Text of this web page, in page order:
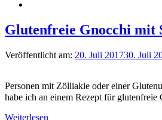
Glutenfreie Gnocchi mit
Veröffentlicht am: 20. Juli 201730. Juli
Personen mit Zölliakie oder einer
habe ich an einem Rezept für
Weiterlesen